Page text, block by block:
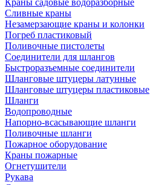
Сливные краны
Незамерзающие краны и колонки
Погреб пластиковый
Поливочные пистолеты
Соединители для шлангов
Быстроразъемные соединители
Шланговые штуцеры латунные
Шланговые штуцеры пластиковые
Шланги
Водопроводные
Напорно-всасывающие шланги
Поливочные шланги
Пожарное оборудование
Краны пожарные
Огнетушители
Рукава